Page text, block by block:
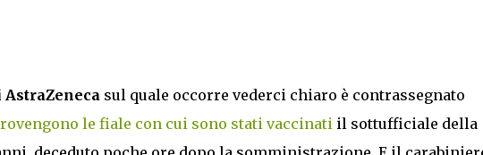
AstraZenecasul quale occorre vederci chiaro è contrassegnato
le fiale con cui sono stati vaccinatiil sottufficiale della